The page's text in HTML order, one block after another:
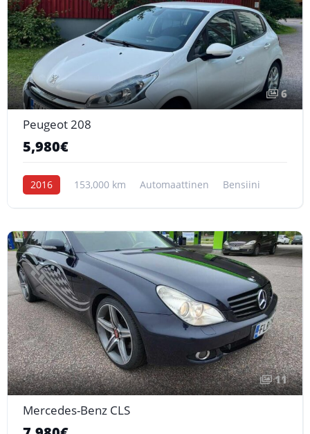
6
Peugeot 208
5,980€
2016 153,000 km Automaattinen Bensiini
11
Mercedes-Benz CLS